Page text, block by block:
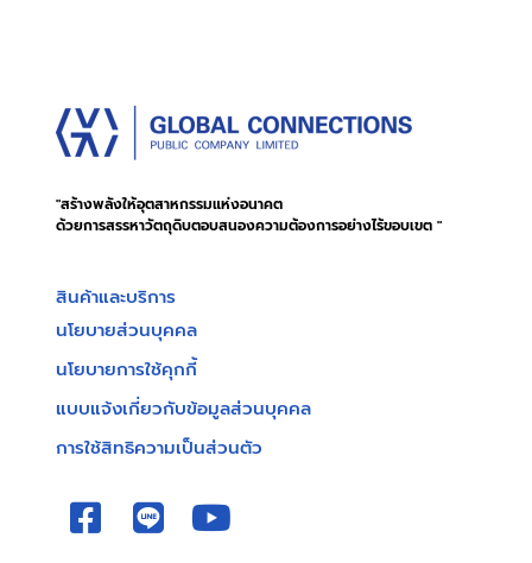
"สร้างพลังให้อุตสาหกรรมแห่งอนาคต
ด้วยการสรรหาวัตถุดิบตอบสนองความต้องการอย่างไร้ขอบเขต "
สินค้าและบริการ
นโยบายส่วนบุคคล
นโยบายการใช้คุกกี้
แบบแจ้งเกี่ยวกับข้อมูลส่วนบุคคล
การใช้สิทธิความเป็นส่วนตัว